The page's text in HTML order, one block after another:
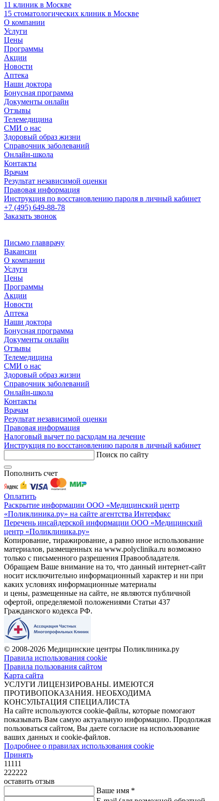
11 клиник в Москве
15 стоматологических клиник в Москве
О компании
Услуги
Цены
Программы
Акции
Новости
Аптека
Наши доктора
Бонусная программа
Документы онлайн
Отзывы
Телемедицина
СМИ о нас
Здоровый образ жизни
Справочник заболеваний
Онлайн-школа
Контакты
Врачам
Результат независимой оценки
Правовая информация
Инструкция по восстановлению пароля в личный кабинет
+7 (495) 649-88-78
Заказать звонок
Письмо главврачу
Вакансии
О компании
Услуги
Цены
Программы
Акции
Новости
Аптека
Наши доктора
Бонусная программа
Документы онлайн
Отзывы
Телемедицина
СМИ о нас
Здоровый образ жизни
Справочник заболеваний
Онлайн-школа
Контакты
Врачам
Результат независимой оценки
Правовая информация
Налоговый вычет по расходам на лечение
Инструкция по восстановлению пароля в личный кабинет
Поиск по сайту
Пополнить счет
Оплатить
Раскрытие информации ООО «Медицинский центр
«Поликлиника.ру» на сайте агентства Интерфакс
Перечень инсайдерской информации ООО «Медицинский
центр «Поликлиника.ру»
Копирование, тиражирование, а равно иное использование
материалов, размещенных на www.polyclinika.ru возможно
только с письменного разрешения Правообладателя.
Обращаем Ваше внимание на то, что данный интернет-сайт
носит исключительно информационный характер и ни при
каких условиях информационные материалы
и цены, размещенные на сайте, не являются публичной
офертой, определяемой положениями Статьи 437
Гражданского кодекса РФ.
© 2008-2026 Медицинские центры Поликлиника.ру
Правила использования cookie
Правила пользования сайтом
Карта сайта
УСЛУГИ ЛИЦЕНЗИРОВАНЫ. ИМЕЮТСЯ
ПРОТИВОПОКАЗАНИЯ. НЕОБХОДИМА
КОНСУЛЬТАЦИЯ СПЕЦИАЛИСТА
На сайте используются cookie-файлы, которые помогают
показывать Вам самую актуальную информацию. Продолжая
пользоваться сайтом, Вы даете согласие на использование
ваших данных и cookie-файлов.
Подробнее о правилах использования cookie
Принять
11111
222222
оставить отзыв
Ваше имя *